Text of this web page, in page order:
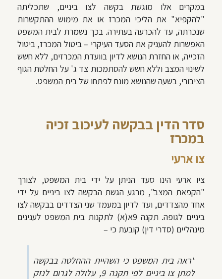
במקרים אלו מוגשת בקשה לצו ביניים, שתכליתה
"להקפיא" את הליכי המכרז או את מימוש ההתקשרות
שנכרתה, עד להכרעה בעתירה. בכך נשמרת לבית המשפט
האפשרות להעניק את הסעד העיקרי – ביטול המכרז, ביטול
הזכייה, או החזרת הנושא לדיון בוועדת המכרזים, ללא חשש
לשינוי המצב וללא חשש להסתמכות צד ג' על החלטת הגוף
הציבורי, בשעה שהנושא מונח לפתחו של בית המשפט.
סדר הדין בבקשה לעיכוב זכיה
במכרז
צו ארעי
ציו ארעי הינו סעד הניתן על ידי בית המשפט, לצורך
"הקפאת המצב", מרגע הגשת הבקשה לצו ביניים על ידי
אחד מהצדדים, ועד לדיון במעמד שני הצדדים בבקשה לצו
ביניים לגופה. תקנה 9א(א) לתקנות בית המשפט לענינים
מינהליים (סדרי דין) קובעת כי –
"ראה בית המשפט כי השהיית ההחלטה בבקשה
למתן צו ביניים לפי תקנה 9, עלולה לגרום לנזק